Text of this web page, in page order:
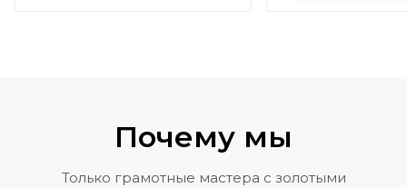
Почему мы
Только грамотные мастера с золотыми